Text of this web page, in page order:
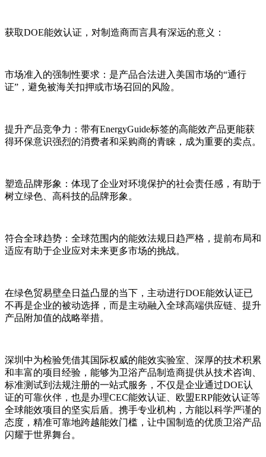
获取DOE能效认证，对制造商而言具有深远的意义：
市场准入的强制性要求：是产品合法进入美国市场的“通行
证”，避免被海关扣押或市场召回的风险。
提升产品竞争力：带有EnergyGuide标签的高能效产品更能获
得环保意识强烈的消费者和采购商的青睐，成为重要的卖点。
塑造品牌形象：体现了企业对环境保护的社会责任感，有助于
树立绿色、高科技的品牌形象。
符合全球趋势：全球范围内的能效法规日趋严格，提前布局和
适应有助于企业应对未来更多市场的挑战。
在绿色贸易壁垒日益凸显的当下，主动进行DOE能效认证已
不再是企业的被动选择，而是主动融入全球高端供应链、提升
产品附加值的战略举措。
深圳中为检验凭借其国际权威的能效实验室、深厚的技术积累
和丰富的项目经验，能够为卫浴产品制造商提供从技术咨询、
标准测试到法规注册的一站式服务，不仅是企业通过DOE认
证的可靠伙伴，也是办理CEC能效认证、欧盟ERP能效认证等
全球能效项目的坚实后盾。携手专业机构，方能以科学严谨的
态度，精准可靠地跨越能效门槛，让中国制造的优质卫浴产品
闪耀于世界舞台。